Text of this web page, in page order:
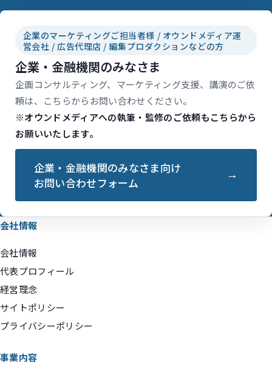
企業のマーケティングご担当者様 / オウンドメディア運
営会社 / 広告代理店 / 編集プロダクションなどの方
企業・金融機関のみなさま
企画コンサルティング、マーケティング支援、講演のご依
頼は、こちらからお問い合わせください。
※オウンドメディアへの執筆・監修のご依頼もこちらから
お願いいたします。
企業・金融機関のみなさま向け
お問い合わせフォーム
会社情報
会社情報
代表プロフィール
経営理念
サイトポリシー
プライバシーポリシー
事業内容